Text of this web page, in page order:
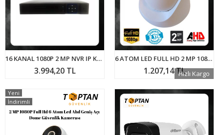
16 KANAL 1080P 2 MP NVR IP KAMERA KAYIT CİHAZI ARNA-4116
3.994,20 TL
6 ATOM LED FULL HD 2 MP 1080P 3,6 MM İÇ MEKAN DOME GÜVENLİK KAMERASI - ARNA-2239
1.207,14 TLHızlı Kargo
Yeni
İndirimli